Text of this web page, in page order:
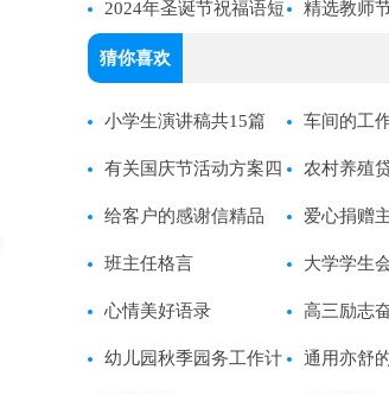
精选 语28句
2024年圣诞节祝福语短
信大集合52条
精选教师
猜你喜欢
小学生演讲稿共15篇 车间的工
有关国庆节活动方案四
篇
农村养殖
给客户的感谢信精品 爱心捐赠
班主任格言 大学学生
计划15篇
心情美好语录 高三励志
幼儿园秋季园务工作计 通用亦舒